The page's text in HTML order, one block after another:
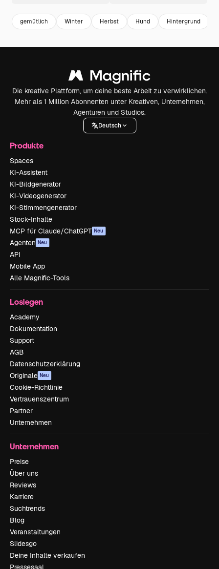
gemütlich Winter Herbst Hund Hintergrund
Die kreative Plattform, um deine beste Arbeit zu verwirklichen.
Mehr als 1 Million Abonnenten unter Kreativen, Unternehmen,
Agenturen und Studios.
Deutsch
Produkte
Spaces
KI-Assistent
KI-Bildgenerator
KI-Videogenerator
KI-Stimmengenerator
Stock-Inhalte
MCP für Claude/ChatGPT Neu
Agenten Neu
API
Mobile App
Alle Magnific-Tools
Loslegen
Academy
Dokumentation
Support
AGB
Datenschutzerklärung
Originale Neu
Cookie-Richtlinie
Vertrauenszentrum
Partner
Unternehmen
Unternehmen
Preise
Über uns
Reviews
Karriere
Suchtrends
Blog
Veranstaltungen
Slidesgo
Deine Inhalte verkaufen
Pressesaal